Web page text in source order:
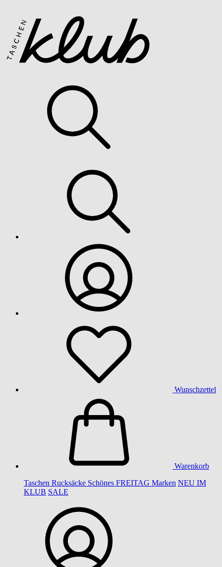
Wunschzettel
Warenkorb
Taschen Rucksäcke Schönes FREITAG Marken NEU IM
KLUB SALE